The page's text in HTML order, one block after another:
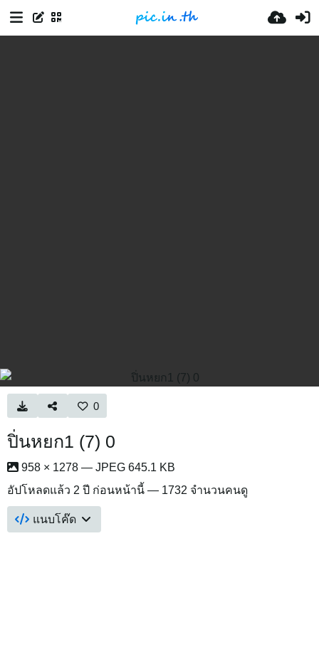
0
ปิ่นหยก1 (7) 0
958 × 1278 — JPEG 645.1 KB
อัปโหลดแล้ว 2 ปี ก่อนหน้านี้ — 1732 จำนวนคนดู
แนบโค๊ด